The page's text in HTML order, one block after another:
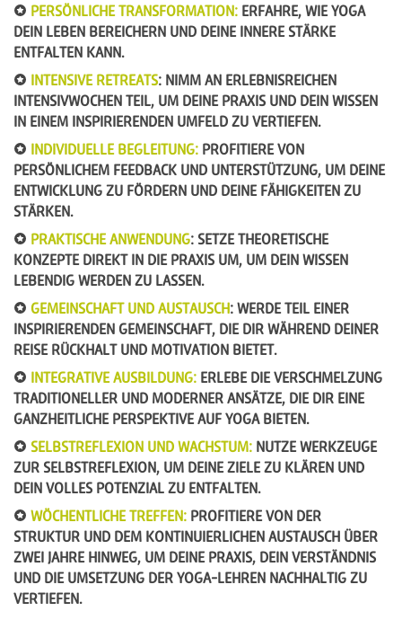
PERSÖNLICHE TRANSFORMATION: ERFAHRE, WIE YOGA
DEIN LEBEN BEREICHERN UND DEINE INNERE STÄRKE
ENTFALTEN KANN.
INTENSIVE RETREATS: NIMM AN ERLEBNISREICHEN
INTENSIVWOCHEN TEIL, UM DEINE PRAXIS UND DEIN WISSEN
IN EINEM INSPIRIERENDEN UMFELD ZU VERTIEFEN.
INDIVIDUELLE BEGLEITUNG: PROFITIERE VON
PERSÖNLICHEM FEEDBACK UND UNTERSTÜTZUNG, UM DEINE
ENTWICKLUNG ZU FÖRDERN UND DEINE FÄHIGKEITEN ZU
STÄRKEN.
PRAKTISCHE ANWENDUNG: SETZE THEORETISCHE
KONZEPTE DIREKT IN DIE PRAXIS UM, UM DEIN WISSEN
LEBENDIG WERDEN ZU LASSEN.
GEMEINSCHAFT UND AUSTAUSCH: WERDE TEIL EINER
INSPIRIERENDEN GEMEINSCHAFT, DIE DIR WÄHREND DEINER
REISE RÜCKHALT UND MOTIVATION BIETET.
INTEGRATIVE AUSBILDUNG: ERLEBE DIE VERSCHMELZUNG
TRADITIONELLER UND MODERNER ANSÄTZE, DIE DIR EINE
GANZHEITLICHE PERSPEKTIVE AUF YOGA BIETEN.
SELBSTREFLEXION UND WACHSTUM: NUTZE WERKZEUGE
ZUR SELBSTREFLEXION, UM DEINE ZIELE ZU KLÄREN UND
DEIN VOLLES POTENZIAL ZU ENTFALTEN.
WÖCHENTLICHE TREFFEN: PROFITIERE VON DER
STRUKTUR UND DEM KONTINUIERLICHEN AUSTAUSCH ÜBER
ZWEI JAHRE HINWEG, UM DEINE PRAXIS, DEIN VERSTÄNDNIS
UND DIE UMSETZUNG DER YOGA-LEHREN NACHHALTIG ZU
VERTIEFEN.